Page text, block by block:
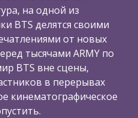
на одной из
BTS делятся своими
от новых
тысячами ARMY по
BTS вне сцены,
в перерывах
кинематографическое